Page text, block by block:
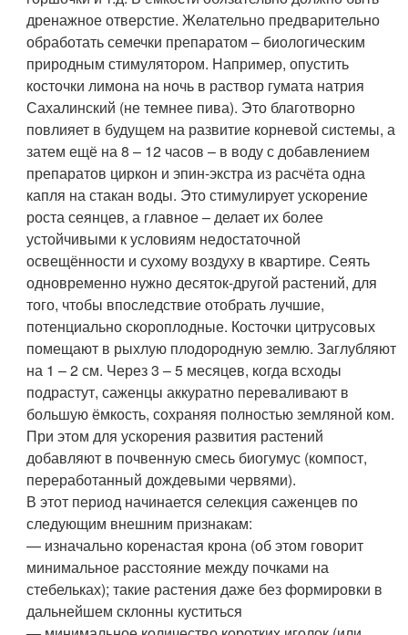
дренажное отверстие. Желательно предварительно
обработать семечки препаратом – биологическим
природным стимулятором. Например, опустить
косточки лимона на ночь в раствор гумата натрия
Сахалинский (не темнее пива). Это благотворно
повлияет в будущем на развитие корневой системы, а
затем ещё на 8 – 12 часов – в воду с добавлением
препаратов циркон и эпин-экстра из расчёта одна
капля на стакан воды. Это стимулирует ускорение
роста сеянцев, а главное – делает их более
устойчивыми к условиям недостаточной
освещённости и сухому воздуху в квартире. Сеять
одновременно нужно десяток-другой растений, для
того, чтобы впоследствие отобрать лучшие,
потенциально скороплодные. Косточки цитрусовых
помещают в рыхлую плодородную землю. Заглубляют
на 1 – 2 см. Через 3 – 5 месяцев, когда всходы
подрастут, саженцы аккуратно переваливают в
большую ёмкость, сохраняя полностью земляной ком.
При этом для ускорения развития растений
добавляют в почвенную смесь биогумус (компост,
переработанный дождевыми червями).
В этот период начинается селекция саженцев по
следующим внешним признакам:
— изначально коренастая крона (об этом говорит
минимальное расстояние между почками на
стебельках); такие растения даже без формировки в
дальнейшем склонны куститься